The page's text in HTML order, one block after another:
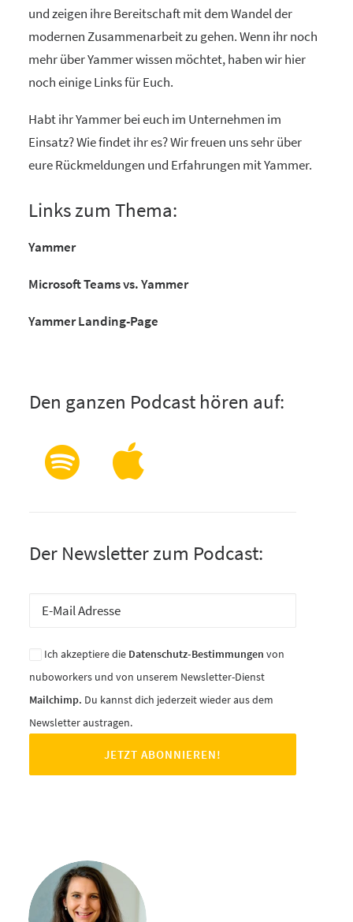
und zeigen ihre Bereitschaft mit dem Wandel der
modernen Zusammenarbeit zu gehen. Wenn ihr noch
mehr über Yammer wissen möchtet, haben wir hier
noch einige Links für Euch.
Habt ihr Yammer bei euch im Unternehmen im
Einsatz? Wie findet ihr es? Wir freuen uns sehr über
eure Rückmeldungen und Erfahrungen mit Yammer.
Links zum Thema:
Yammer
Microsoft Teams vs. Yammer
Yammer Landing-Page
Den ganzen Podcast hören auf:
Der Newsletter zum Podcast:
Ich akzeptiere die Datenschutz-Bestimmungen von
nuboworkers und von unserem Newsletter-Dienst
Mailchimp. Du kannst dich jederzeit wieder aus dem
Newsletter austragen.